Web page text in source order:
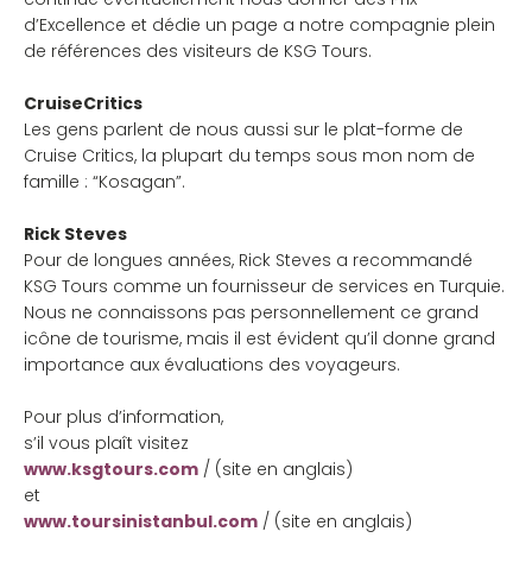
d’Excellence et dédie un page a notre compagnie plein
de références des visiteurs de KSG Tours.
CruiseCritics
Les gens parlent de nous aussi sur le plat-forme de
Cruise Critics, la plupart du temps sous mon nom de
famille : “Kosagan”.
Rick Steves
Pour de longues années, Rick Steves a recommandé
KSG Tours comme un fournisseur de services en Turquie.
Nous ne connaissons pas personnellement ce grand
icône de tourisme, mais il est évident qu’il donne grand
importance aux évaluations des voyageurs.
Pour plus d’information,
s’il vous plaît visitez
www.ksgtours.com / (site en anglais)
et
www.toursinistanbul.com / (site en anglais)